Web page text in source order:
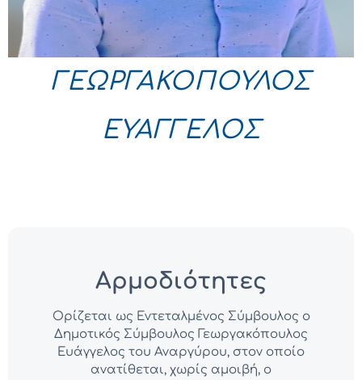
ΓΕΩΡΓΑΚΟΠΟΥΛΟΣ
ΕΥΑΓΓΕΛΟΣ
Αρμοδιότητες
Ορίζεται ως Εντεταλμένος Σύμβουλος ο
Δημοτικός Σύμβουλος Γεωργακόπουλος
Ευάγγελος του Αναργύρου, στον οποίο
ανατίθεται, χωρίς αμοιβή, ο